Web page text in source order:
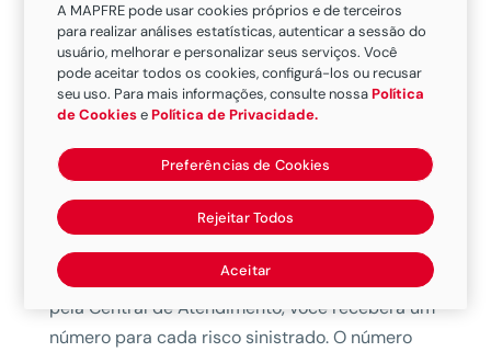
Para consultar o sinistro ou enviar documentos,
informe o número do sinistro do primeiro risco
da ocorrência mais recente.Veja como
identificá-lo:
Número do Sinistro do Primeiro Risco:
Uma apólice pode ter inúmeros riscos,
determinados pelo segurado no momento da
contratação do seguro. Ao comunicar o sinistro
pela Central de Atendimento, você receberá um
número para cada risco sinistrado. O número
A MAPFRE pode usar cookies próprios e de terceiros
para realizar análises estatísticas, autenticar a sessão do
usuário, melhorar e personalizar seus serviços. Você
pode aceitar todos os cookies, configurá-los ou recusar
seu uso. Para mais informações, consulte nossaPolítica
de CookiesePolítica de Privacidade.
Preferências de Cookies
Rejeitar Todos
Aceitar